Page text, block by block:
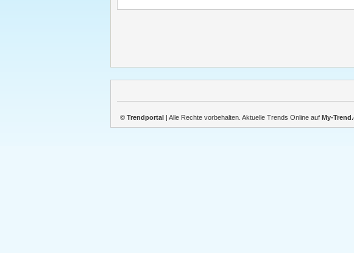
© Trendportal | Alle Rechte vorbehalten. Aktuelle Trends Online auf My-